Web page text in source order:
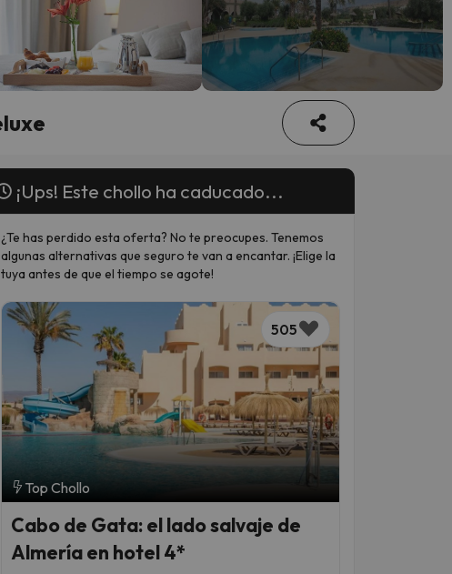
¡Ups! Este chollo ha caducado...
¿Te has perdido esta oferta? No te preocupes. Tenemos
algunas alternativas que seguro te van a encantar. ¡Elige la
tuya antes de que el tiempo se agote!
505
Top Chollo
Cabo de Gata: el lado salvaje de
Almería en hotel 4*